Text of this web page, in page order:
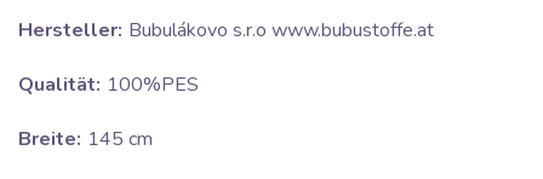
Hersteller: Bubulákovo s.r.o www.bubustoffe.at
Qualität: 100%PES
Breite: 145 cm